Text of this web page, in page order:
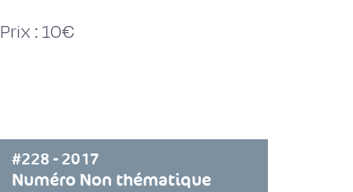
Prix : 10€
#228 - 2017
Numéro Non thématique